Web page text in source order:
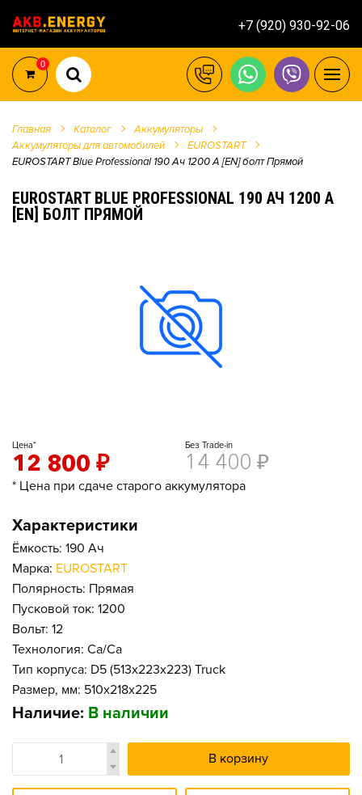
+7 (920) 930-92-06
0
Главная Каталог
Аккумуляторы
Аккумуляторы для автомобилей
EUROSTART
EUROSTART Blue Professional 190 Ач 1200 А [EN] болт Прямой
EUROSTART BLUE PROFESSIONAL 190 АЧ 1200 А
[EN] БОЛТ ПРЯМОЙ
Цена*
12 800 ₽
Без Trade-in
14 400 ₽
* Цена при сдаче старого аккумулятора
Характеристики
Ёмкость: 190 Ач
Марка: EUROSTART
Полярность: Прямая
Пусковой ток: 1200
Вольт: 12
Технология: Ca/Ca
Тип корпуса: D5 (513x223x223) Truck
Размер, мм: 510x218x225
Наличие: В наличии
В корзину